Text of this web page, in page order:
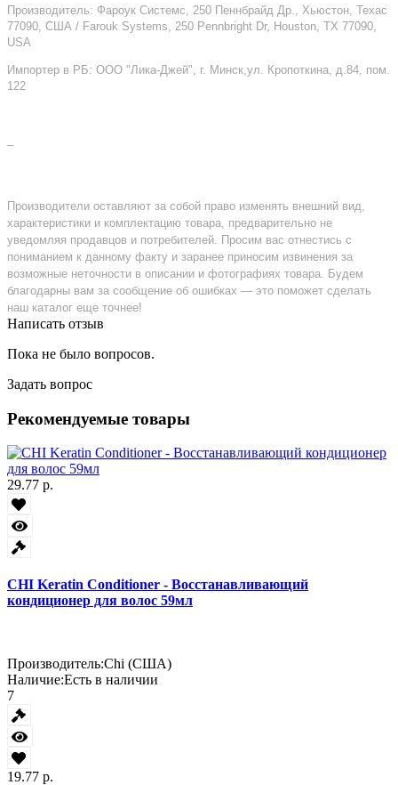
Производитель: Фароук Системс, 250 Пеннбрайд Др., Хьюстон, Техас
77090, США / Farouk Systems, 250 Pennbright Dr, Houston, TX 77090,
USA
Импортер в РБ: ООО "Лика-Джей", г. Минск,ул. Кропоткина, д.84, пом.
122
–
Производители оставляют за собой право изменять внешний вид,
характеристики и комплектацию товара, предварительно не
уведомляя продавцов и потребителей. Просим вас отнестись с
пониманием к данному факту и заранее приносим извинения за
возможные неточности в описании и фотографиях товара. Будем
благодарны вам за сообщение об ошибках — это поможет сделать
наш каталог еще точнее!
Написать отзыв
Пока не было вопросов.
Задать вопрос
Рекомендуемые товары
29.77 р.
CHI Keratin Conditioner - Восстанавливающий
кондиционер для волос 59мл
Производитель:Chi (США)
Наличие:Есть в наличии
7
19.77 р.